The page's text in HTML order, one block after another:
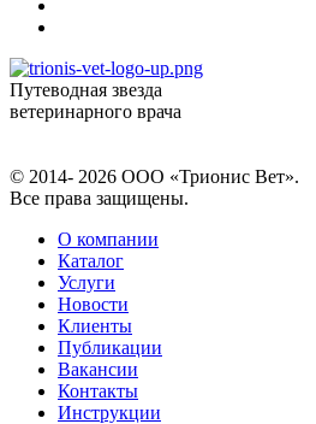
Путеводная звезда
ветеринарного врача
© 2014- 2026 ООО «Трионис Вет».
Все права защищены.
О компании
Каталог
Услуги
Новости
Клиенты
Публикации
Вакансии
Контакты
Инструкции